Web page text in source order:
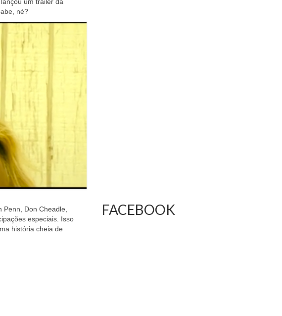
né?
Penn, Don Cheadle,
especiais. Isso
história cheia de
FACEBOOK